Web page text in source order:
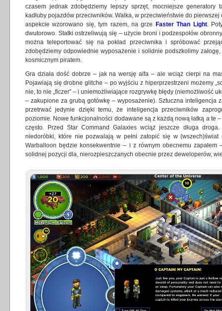
czasem jednak zdobędziemy lepszy sprzęt, mocniejsze generatory
kadłuby pojazdów przeciwników. Walka, w przeciwieństwie do pierwszej
aspekcie wzorowano się, tym razem, na grze Faster Than Light.
dwutorowo. Statki ostrzeliwują się – użycie broni i podzespołów
można teleportować się na pokład przeciwnika i spróbować
zdobędziemy odpowiednie wyposażenie i solidnie podszkolimy
kosmicznym piratem.
Gra działa dość dobrze – jak na wersję alfa – ale wciąż cierpi na
Pojawiają się drobne glitche – po wyjściu z hiperprzestrzeni możemy
nie, to nie „ficzer” – i uniemożliwiające rozgrywkę błędy (niemożliwość
– zakupione za grubą gotówkę – wyposażenie). Sztuczna inteligencja
przetrwać jedynie dzięki temu, że inteligencja przeciwników
poziomie. Nowe funkcjonalności dodawane są z każdą nową łatką a te
często. Przed Star Command Galaxies wciąż jeszcze długa
niedoróbki, które nie pozwalają w pełni zatopić się w
Warballoon będzie konsekwentnie – i z równym obecnemu zapałem
solidnej pozycji dla, nierozpieszczanych obecnie przez deweloperów,